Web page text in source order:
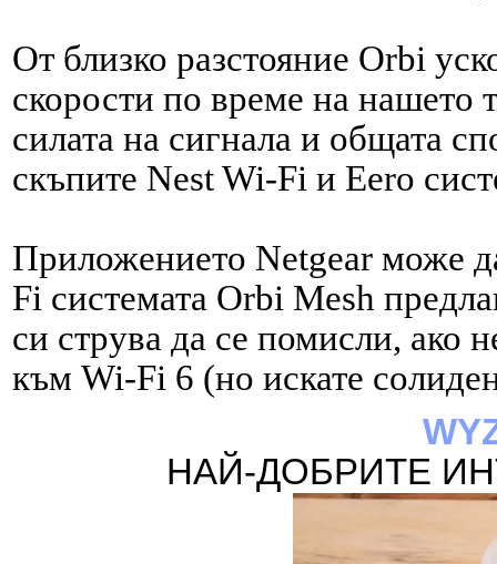
От близко разстояние Orbi
скорости по време на нашето
силата на сигнала и общата
скъпите Nest Wi-Fi и Eero
Приложението Netgear може
Fi системата Orbi Mesh
си струва да се помисли, ако
към Wi-Fi 6 (но искате
НАЙ-ДОБРИТЕ